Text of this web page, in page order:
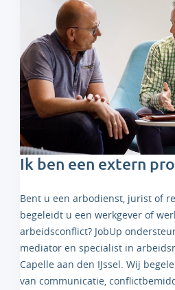
Ik ben een extern
Bent u een arbodienst, jurist of
begeleidt u een werkgever of
arbeidsconflict? JobUp
mediator en specialist in
Capelle aan den IJssel. Wij
van communicatie,